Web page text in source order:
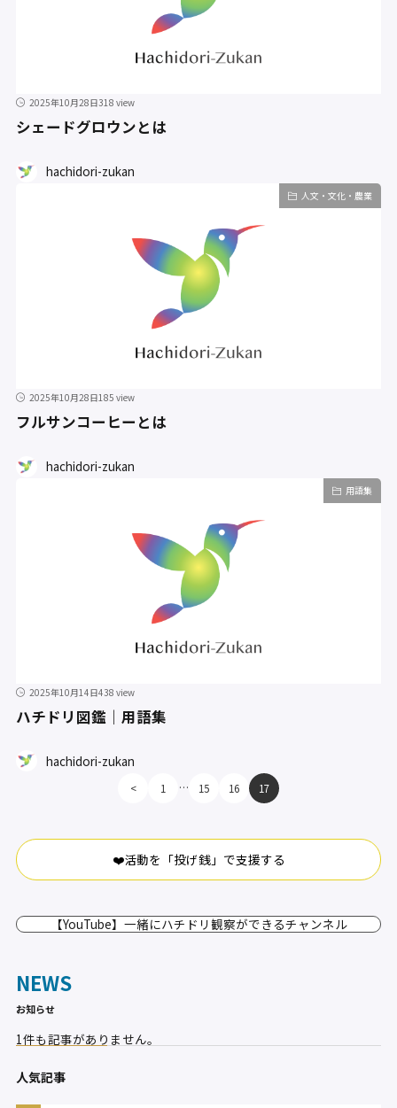
2025年10月28日318 view
シェードグロウンとは
hachidori-zukan
人文・文化・農業
2025年10月28日185 view
フルサンコーヒーとは
hachidori-zukan
用語集
2025年10月14日438 view
ハチドリ図鑑｜用語集
hachidori-zukan
< 1 … 15 16 17
❤️活動を「投げ銭」で支援する
【YouTube】一緒にハチドリ観察ができるチャンネル
NEWS
お知らせ
1件も記事がありません。
人気記事